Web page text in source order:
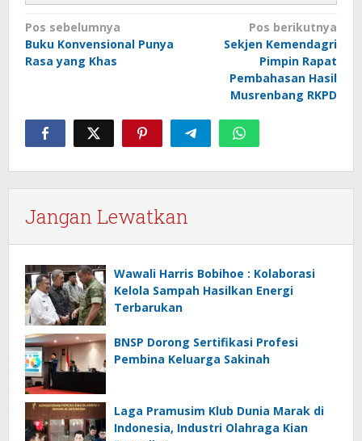
Navigasi
pos
Pos sebelumnya
Buku Konvensional Punya
Rasa yang Khas
Pos berikutnya
Sekjen Kemendagri
Pimpin Rapat
Pembahasan Hasil
Musrenbang RKPD
Jangan Lewatkan
Wawali Harris Bobihoe : Kolaborasi
Kelola Sampah Hasilkan Energi
Terbarukan
BNSP Dorong Sertifikasi Profesi
Pembina Keluarga Sakinah
Laga Pramusim Klub Dunia Marak di
Indonesia, Industri Olahraga Kian